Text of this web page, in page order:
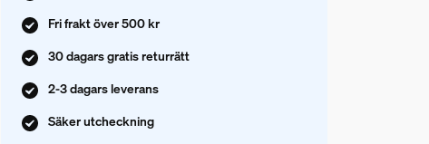
Fri frakt över 500 kr
30 dagars gratis returrätt
2-3 dagars leverans
Säker utcheckning